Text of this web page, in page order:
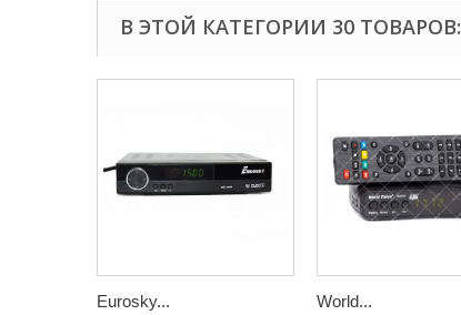
В ЭТОЙ КАТЕГОРИИ 30 ТОВАРОВ:
Eurosky... World...